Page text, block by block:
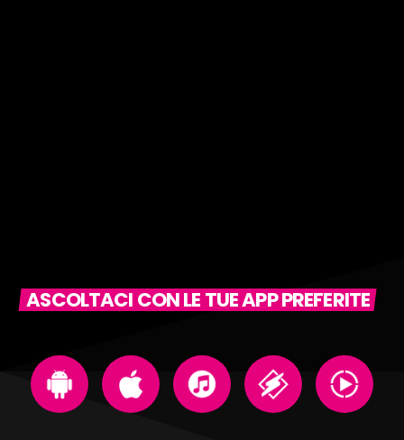
ASCOLTACI CON LE TUE APP PREFERITE